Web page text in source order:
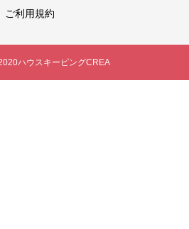
ご利用規約
ハウスキーピングCREA